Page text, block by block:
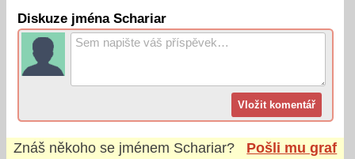
Diskuze jména Schariar
Znáš někoho se jménem Schariar?
Pošli mu graf